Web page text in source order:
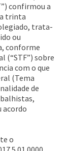
confirmou a
trinta
trata-
ou
conforme
(“STF”) sobre
com o que
(Tema
de
acordo
o